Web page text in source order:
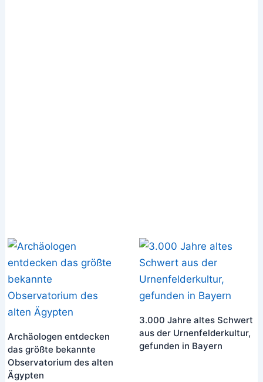
Archäologen entdecken
das größte bekannte
Observatorium des alten
Ägypten
3.000 Jahre altes Schwert
aus der Urnenfelderkultur,
gefunden in Bayern